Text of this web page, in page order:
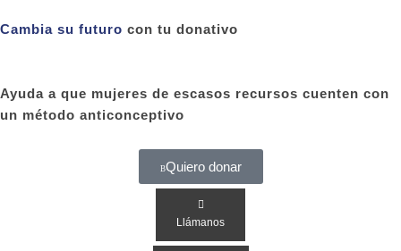
Cambia su futuro con tu donativo
Ayuda a que mujeres de escasos recursos cuenten con
un método anticonceptivo
Quiero donar
Llámanos